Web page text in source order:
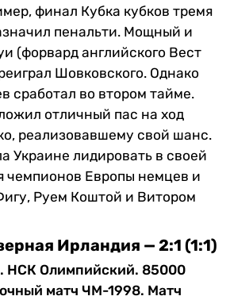
финал Кубка кубков тремя
пенальти. Мощный и
(форвард английского Вест
Шовковского. Однако
сработал во втором тайме.
отличный пас на ход
реализовавшему свой шанс.
Украине лидировать в своей
чемпионов Европы немцев и
Руем Коштой и Витором
Ирландия — 2:1 (1:1)
НСК Олимпийский. 85000
матч ЧМ-1998. Матч